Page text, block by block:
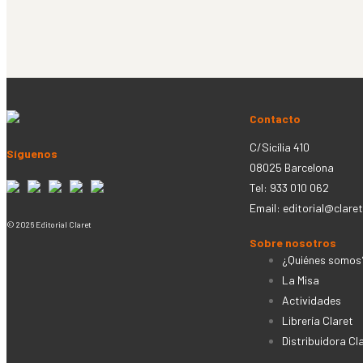
Síguenos
© 2026 Editorial Claret
Contacto
C/Sicília 410
08025 Barcelona
Tel: 933 010 062
Email:
Sobre nosotros
¿Quiénes
La Misa
Actividades
Librería Claret
Distribuidora